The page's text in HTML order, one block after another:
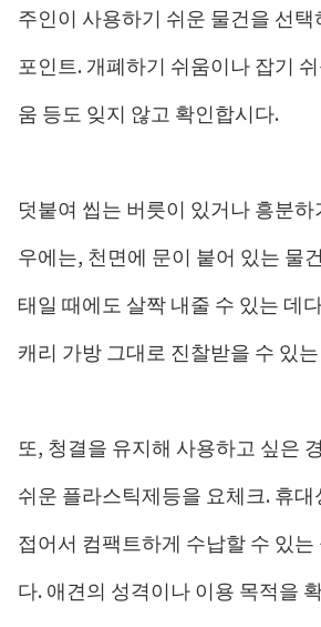
주인이 사용하기 쉬운 물건을 선
포인트. 개폐하기 쉬움이나 잡기
움 등도 잊지 않고 확인합시다.
덧붙여 씹는 버릇이 있거나 흥분
우에는, 천면에 문이 붙어 있는 물
태일 때에도 살짝 내줄 수 있는 데
캐리 가방 그대로 진찰받을 수 있
또, 청결을 유지해 사용하고 싶은
쉬운 플라스틱제등을 요체크. 휴
접어서 컴팩트하게 수납할 수 있
다. 애견의 성격이나 이용 목적을